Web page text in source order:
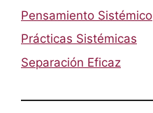
Pensamiento Sistémico
Prácticas Sistémicas
Separación Eficaz